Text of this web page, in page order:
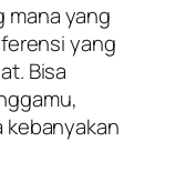
mana yang
yang
Bisa
kebanyakan